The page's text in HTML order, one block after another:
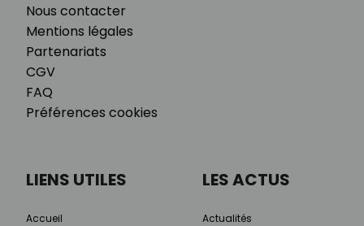
Nous contacter
Mentions légales
Partenariats
CGV
FAQ
Préférences cookies
LIENS UTILES
Accueil
LES ACTUS
Actualités